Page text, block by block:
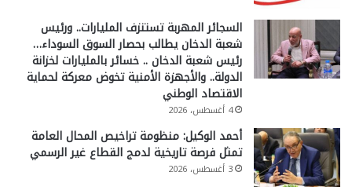
السجائر المهربة تستنزف المليارات.. ورئيس
شعبة الدخان يطالب بحصار السوق السوداء…
رئيس شعبة الدخان .. خسائر بالمليارات لخزانة
الدولة.. والأجهزة الأمنية تخوض معركة لحماية
الاقتصاد الوطني
4 أغسطس، 2026
أحمد الوكيل: منظومة تراخيص المحال العامة
تمثل فرصة تاريخية لدمج القطاع غير الرسمي
3 أغسطس، 2026